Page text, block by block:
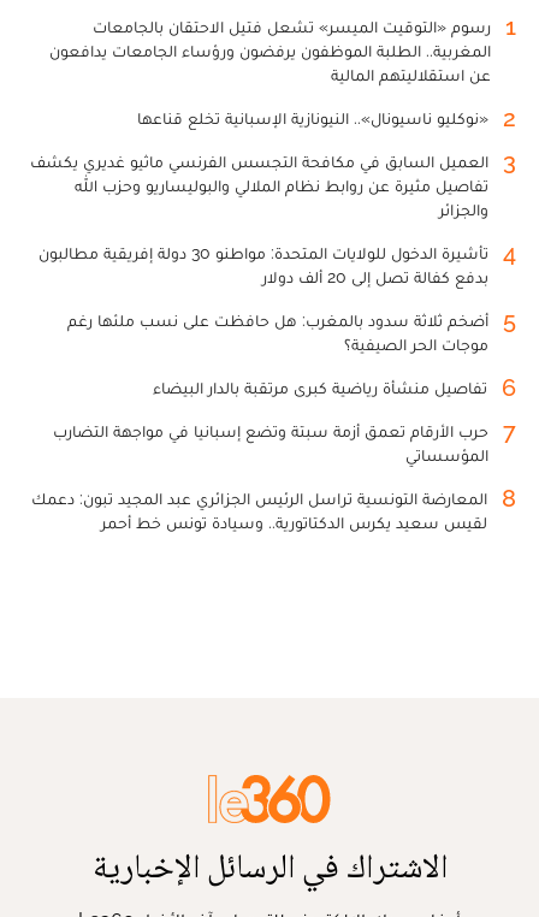
1
رسوم «التوقيت الميسر» تشعل فتيل الاحتقان بالجامعات
المغربية.. الطلبة الموظفون يرفضون ورؤساء الجامعات يدافعون
عن استقلاليتهم المالية
2 «نوكليو ناسيونال».. النيونازية الإسبانية تخلع قناعها
3
العميل السابق في مكافحة التجسس الفرنسي ماثيو غديري يكشف
تفاصيل مثيرة عن روابط نظام الملالي والبوليساريو وحزب الله
والجزائر
4
تأشيرة الدخول للولايات المتحدة: مواطنو 30 دولة إفريقية مطالبون
بدفع كفالة تصل إلى 20 ألف دولار
5
أضخم ثلاثة سدود بالمغرب: هل حافظت على نسب ملئها رغم
موجات الحر الصيفية؟
6 تفاصيل منشأة رياضية كبرى مرتقبة بالدار البيضاء
7
حرب الأرقام تعمق أزمة سبتة وتضع إسبانيا في مواجهة التضارب
المؤسساتي
8
المعارضة التونسية تراسل الرئيس الجزائري عبد المجيد تبون: دعمك
لقيس سعيد يكرس الدكتاتورية.. وسيادة تونس خط أحمر
الاشتراك في الرسائل الإخبارية